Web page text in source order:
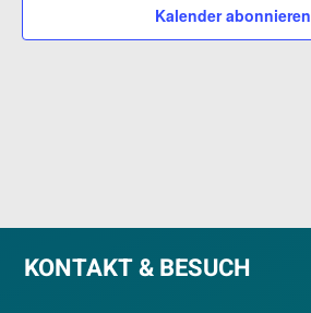
Kalender abonnieren
KONTAKT & BESUCH